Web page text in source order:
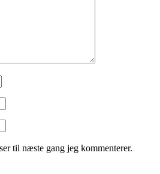
til næste gang jeg kommenterer.